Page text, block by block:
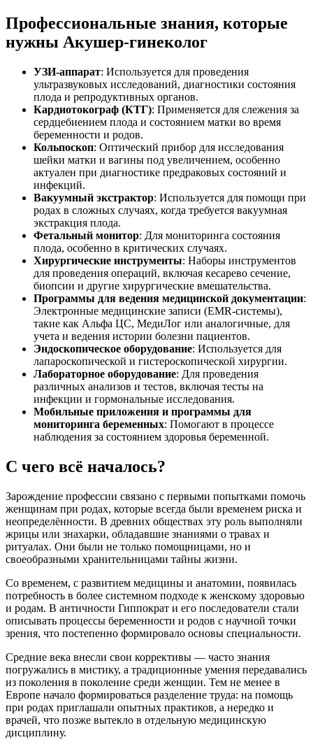
Профессиональные знания, которые
нужны Акушер-гинеколог
УЗИ-аппарат: Используется для проведения
ультразвуковых исследований, диагностики состояния
плода и репродуктивных органов.
Кардиотокограф (КТГ): Применяется для слежения за
сердцебиением плода и состоянием матки во время
беременности и родов.
Кольпоскоп: Оптический прибор для исследования
шейки матки и вагины под увеличением, особенно
актуален при диагностике предраковых состояний и
инфекций.
Вакуумный экстрактор: Используется для помощи при
родах в сложных случаях, когда требуется вакуумная
экстракция плода.
Фетальный монитор: Для мониторинга состояния
плода, особенно в критических случаях.
Хирургические инструменты: Наборы инструментов
для проведения операций, включая кесарево сечение,
биопсии и другие хирургические вмешательства.
Программы для ведения медицинской документации:
Электронные медицинские записи (EMR-системы),
такие как Альфа ЦС, МедиЛог или аналогичные, для
учета и ведения истории болезни пациентов.
Эндоскопическое оборудование: Используется для
лапароскопической и гистероскопической хирургии.
Лабораторное оборудование: Для проведения
различных анализов и тестов, включая тесты на
инфекции и гормональные исследования.
Мобильные приложения и программы для
мониторинга беременных: Помогают в процессе
наблюдения за состоянием здоровья беременной.
С чего всё началось?
Зарождение профессии связано с первыми попытками помочь
женщинам при родах, которые всегда были временем риска и
неопределённости. В древних обществах эту роль выполняли
жрицы или знахарки, обладавшие знаниями о травах и
ритуалах. Они были не только помощницами, но и
своеобразными хранительницами тайны жизни.
Со временем, с развитием медицины и анатомии, появилась
потребность в более системном подходе к женскому здоровью
и родам. В античности Гиппократ и его последователи стали
описывать процессы беременности и родов с научной точки
зрения, что постепенно формировало основы специальности.
Средние века внесли свои коррективы — часто знания
погружались в мистику, а традиционные умения передавались
из поколения в поколение среди женщин. Тем не менее в
Европе начало формироваться разделение труда: на помощь
при родах приглашали опытных практиков, а нередко и
врачей, что позже вытекло в отдельную медицинскую
дисциплину.